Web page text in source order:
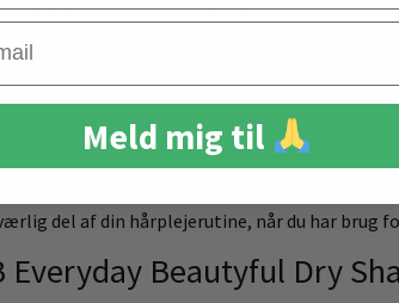
dit hår ser rent og sundt ud.
250 ml
på tørt hår.
og style som ønsket.
del af din hårplejerutine, når du har brug
Beautyful Dry
Meld mig til